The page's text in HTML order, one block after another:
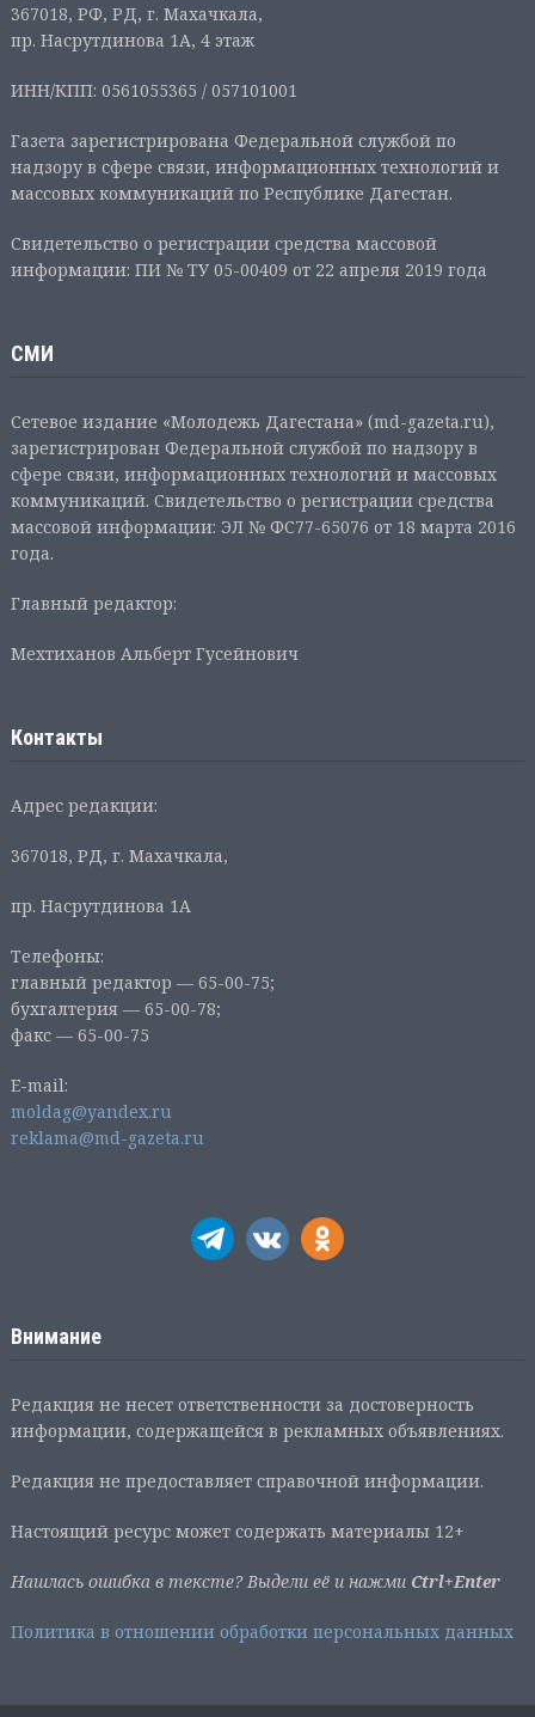
367018, РФ, РД, г. Махачкала,
пр. Насрутдинова 1А, 4 этаж
ИНН/КПП: 0561055365 / 057101001
Газета зарегистрирована Федеральной службой по
надзору в сфере связи, информационных технологий и
массовых коммуникаций по Республике Дагестан.
Свидетельство о регистрации средства массовой
информации: ПИ № ТУ 05-00409 от 22 апреля 2019 года
СМИ
Сетевое издание «Молодежь Дагестана» (md-gazeta.ru),
зарегистрирован Федеральной службой по надзору в
сфере связи, информационных технологий и массовых
коммуникаций. Свидетельство о регистрации средства
массовой информации: ЭЛ № ФС77-65076 от 18 марта 2016
года.
Главный редактор:
Мехтиханов Альберт Гусейнович
Контакты
Адрес редакции:
367018, РД, г. Махачкала,
пр. Насрутдинова 1А
Телефоны:
главный редактор — 65-00-75;
бухгалтерия — 65-00-78;
факс — 65-00-75
E-mail:
moldag@yandex.ru
reklama@md-gazeta.ru
Внимание
Редакция не несет ответственности за достоверность
информации, содержащейся в рекламных объявлениях.
Редакция не предоставляет справочной информации.
Настоящий ресурс может содержать материалы 12+
Нашлась ошибка в тексте? Выдели её и нажми Ctrl+Enter
Политика в отношении обработки персональных данных